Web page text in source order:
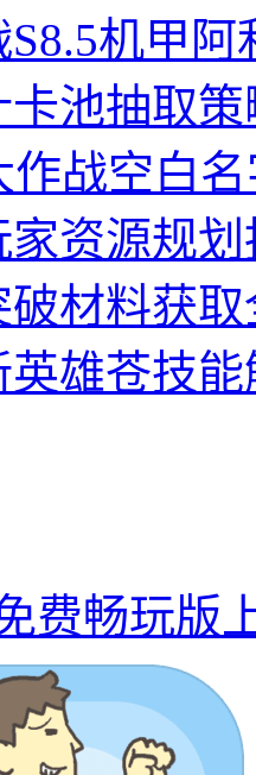
机甲
卡池抽取
作战空白
家资源规
材料获
英雄苍技
费畅玩版